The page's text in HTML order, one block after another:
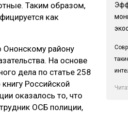
Таким образом,
как
району
На основе
дела по статье 258
Российской
оказалось то, что
ОСБ полиции,